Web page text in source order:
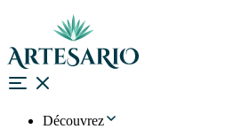
Découvrez